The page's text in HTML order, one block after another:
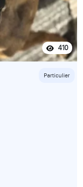
410
Particulier